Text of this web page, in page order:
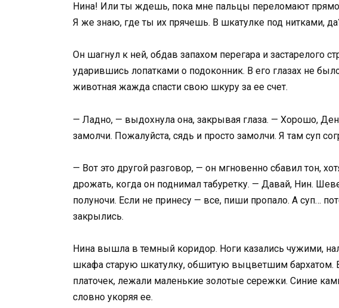
Нина! Или ты ждешь, пока мне пальцы переломают
Я же знаю, где ты их прячешь. В шкатулке под нитками,
Он шагнул к ней, обдав запахом перегара и застарелого
ударившись лопатками о подоконник. В его глазах не
животная жажда спасти свою шкуру за ее счет.
— Ладно, — выдохнула она, закрывая глаза. — Хорошо,
замолчи. Пожалуйста, сядь и просто замолчи. Я там суп
— Вот это другой разговор, — он мгновенно сбавил тон,
дрожать, когда он поднимал табуретку. — Давай, Нин.
полуночи. Если не принесу — все, пиши пропало. А суп…
закрылись.
Нина вышла в темный коридор. Ноги казались чужими,
шкафа старую шкатулку, обшитую выцветшим бархатом.
платочек, лежали маленькие золотые сережки. Синие
словно укоряя ее.